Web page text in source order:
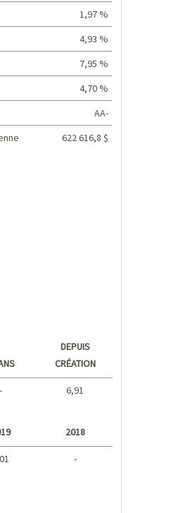
1,97 %
4,93 %
7,95 %
4,70 %
AA-
622 616,8 $
DEPUIS
CRÉATION
-
6,91
2018
-